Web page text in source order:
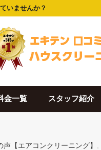
いませんか？
金一覧 スタッフ紹介
声【エアコンクリーニング】